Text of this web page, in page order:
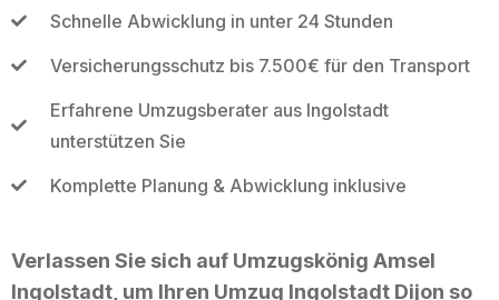
Schnelle Abwicklung in unter 24 Stunden
Versicherungsschutz bis 7.500€ für den Transport
Erfahrene Umzugsberater aus Ingolstadt
unterstützen Sie
Komplette Planung & Abwicklung inklusive
Verlassen Sie sich auf Umzugskönig Amsel
Ingolstadt, um Ihren Umzug Ingolstadt Dijon so